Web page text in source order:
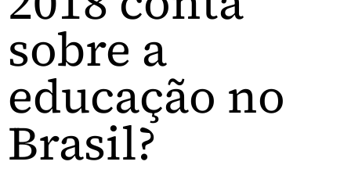
sobre a
educação no
Brasil?